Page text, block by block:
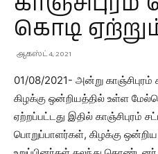
கொடி
ஆகஸ்ட் 4, 2021
01/08/2021- அன்று
கிழக்கு ஒன்றியத்தில் உள்ள
ஏற்றப்பட்டது இதில் காஞ்சிபுரம்
பொறுப்பாளர்கள், கிழக்கு